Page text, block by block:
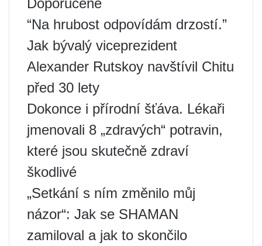
Doporučené
“Na hrubost odpovídám drzostí.”
Jak bývalý viceprezident
Alexander Rutskoy navštívil Chitu
před 30 lety
Dokonce i přírodní šťáva. Lékaři
jmenovali 8 „zdravých“ potravin,
které jsou skutečně zdraví
škodlivé
„Setkání s ním změnilo můj
názor“: Jak se SHAMAN
zamiloval a jak to skončilo